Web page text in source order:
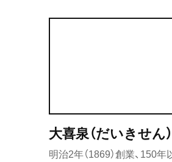
大喜泉（だいきせん）
明治2年（1869）創業、150